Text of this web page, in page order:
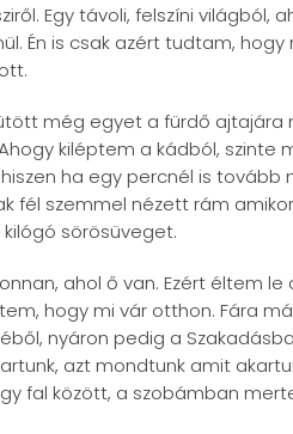
Egy távoli, felszíni világból,
Én is csak azért tudtam,
még egyet a fürdő ajtajára
kiléptem a kádból, szinte
ha egy percnél is
fél szemmel nézett rám
sörösüveget.
ahol ő van. Ezért éltem
hogy mi vár otthon. Fára
nyáron pedig a
azt mondtunk amit
fal között, a szobámban